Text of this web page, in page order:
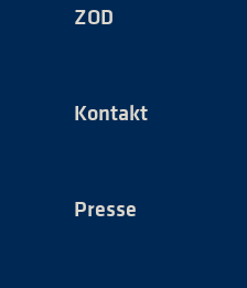
ZOD
Kontakt
Presse